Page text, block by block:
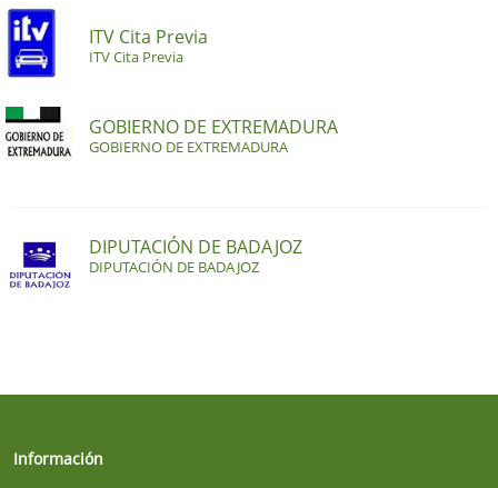
ITV Cita Previa
ITV Cita Previa
GOBIERNO DE EXTREMADURA
GOBIERNO DE EXTREMADURA
DIPUTACIÓN DE BADAJOZ
DIPUTACIÓN DE BADAJOZ
Información